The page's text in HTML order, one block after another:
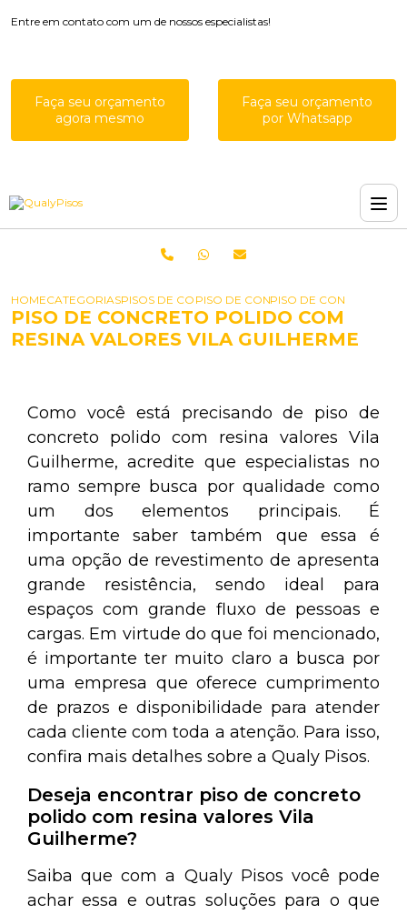
Entre em contato com um de nossos especialistas!
Faça seu orçamento
agora mesmo
Faça seu orçamento
por Whatsapp
HOMECATEGORIASPISOS DE CONCRETO POLIDO
PISO DE CONCRETO POLIDO PARA
PISO DE CONCRETO
PISO DE CONCRETO POLIDO COM
RESINA VALORES VILA GUILHERME
Como você está precisando de piso de
concreto polido com resina valores Vila
Guilherme, acredite que especialistas no
ramo sempre busca por qualidade como
um dos elementos principais. É
importante saber também que essa é
uma opção de revestimento de apresenta
grande resistência, sendo ideal para
espaços com grande fluxo de pessoas e
cargas. Em virtude do que foi mencionado,
é importante ter muito claro a busca por
uma empresa que oferece cumprimento
de prazos e disponibilidade para atender
cada cliente com toda a atenção. Para isso,
confira mais detalhes sobre a Qualy Pisos.
Deseja encontrar piso de concreto
polido com resina valores Vila
Guilherme?
Saiba que com a Qualy Pisos você pode
achar essa e outras soluções para o que